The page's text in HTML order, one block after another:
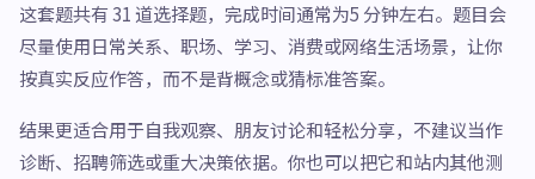
这套题共有 31 道选择题，完成时间通常为5 分钟左右。题目会
尽量使用日常关系、职场、学习、消费或网络生活场景，让你
按真实反应作答，而不是背概念或猜标准答案。
结果更适合用于自我观察、朋友讨论和轻松分享，不建议当作
诊断、招聘筛选或重大决策依据。你也可以把它和站内其他测